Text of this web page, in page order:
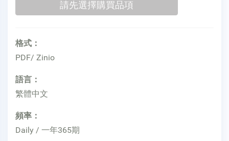
格式：
PDF/ Zinio
語言：
繁體中文
頻率：
Daily / 一年365期